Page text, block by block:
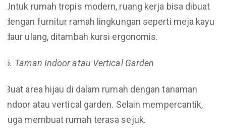
Untuk rumah tropis modern, ruang kerja bisa dibuat
dengan furnitur ramah lingkungan seperti meja kayu
daur ulang, ditambah kursi ergonomis.
5. Taman Indoor atau Vertical Garden
Buat area hijau di dalam rumah dengan tanaman
indoor atau vertical garden. Selain mempercantik,
juga membuat rumah terasa sejuk.